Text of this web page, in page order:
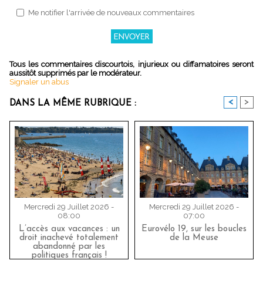
Me notifier l'arrivée de nouveaux commentaires
Tous les commentaires discourtois, injurieux ou diffamatoires seront
aussitôt supprimés par le modérateur.
Signaler un abus
DANS LA MÊME RUBRIQUE : < >
Mercredi 29 Juillet 2026 -
08:00
L’accès aux vacances : un
droit inachevé totalement
abandonné par les
politiques français !
Mercredi 29 Juillet 2026 -
07:00
Eurovélo 19, sur les boucles
de la Meuse